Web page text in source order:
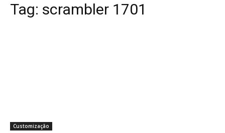
Tag: scrambler 1701
Customização